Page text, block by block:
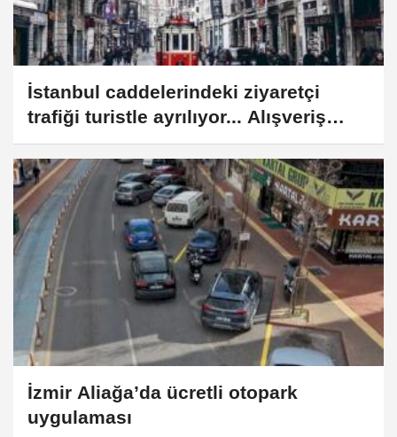
İstanbul caddelerindeki ziyaretçi
trafiği turistle ayrılıyor... Alışveriş
Caddeleri Raporu yayımlandı
İzmir Aliağa’da ücretli otopark
uygulaması